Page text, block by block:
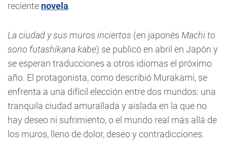
reciente novela.
La ciudad y sus muros inciertos (en japonés Machi to
sono futashikana kabe) se publicó en abril en Japón y
se esperan traducciones a otros idiomas el próximo
año. El protagonista, como describió Murakami, se
enfrenta a una difícil elección entre dos mundos: una
tranquila ciudad amurallada y aislada en la que no
hay deseo ni sufrimiento, o el mundo real más allá de
los muros, lleno de dolor, deseo y contradicciones.